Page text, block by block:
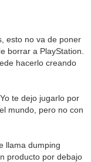
esto no va de poner
borrar a PlayStation.
hacerlo creando
te dejo jugarlo por
mundo, pero no con
llama dumping
producto por debajo